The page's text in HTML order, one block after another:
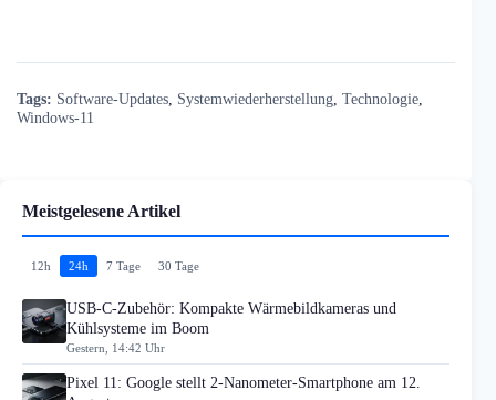
Tags: Software-Updates Systemwiederherstellung Technologie
Windows-11
Meistgelesene Artikel
12h 24h 7 Tage 30 Tage
USB-C-Zubehör: Kompakte Wärmebildkameras und
Kühlsysteme im Boom
Gestern, 14:42 Uhr
Pixel 11: Google stellt 2-Nanometer-Smartphone am 12.